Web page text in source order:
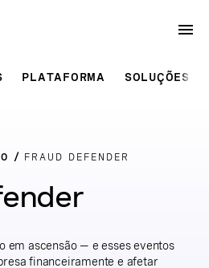
PLATAFORMA SOLUÇÕES
FRAUD DEFENDER
em ascensão — e esses eventos
financeiramente e afetar